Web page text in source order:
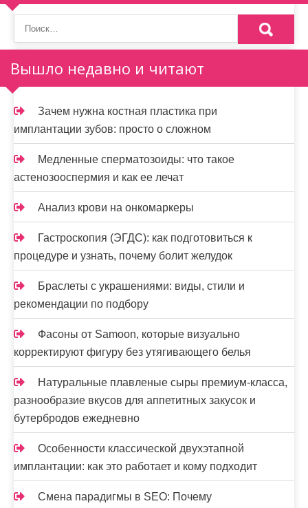
и
н
а
ц
и
я
з
а
п
и
с
е
й
Вышло недавно и читают
Зачем нужна костная пластика при
имплантации зубов: просто о сложном
Медленные сперматозоиды: что такое
астенозооспермия и как ее лечат
Анализ крови на онкомаркеры
Гастроскопия (ЭГДС): как подготовиться к
процедуре и узнать, почему болит желудок
Браслеты с украшениями: виды, стили и
рекомендации по подбору
Фасоны от Samoon, которые визуально
корректируют фигуру без утягивающего белья
Натуральные плавленые сыры премиум-класса,
разнообразие вкусов для аппетитных закусок и
бутербродов ежедневно
Особенности классической двухэтапной
имплантации: как это работает и кому подходит
Смена парадигмы в SEO: Почему